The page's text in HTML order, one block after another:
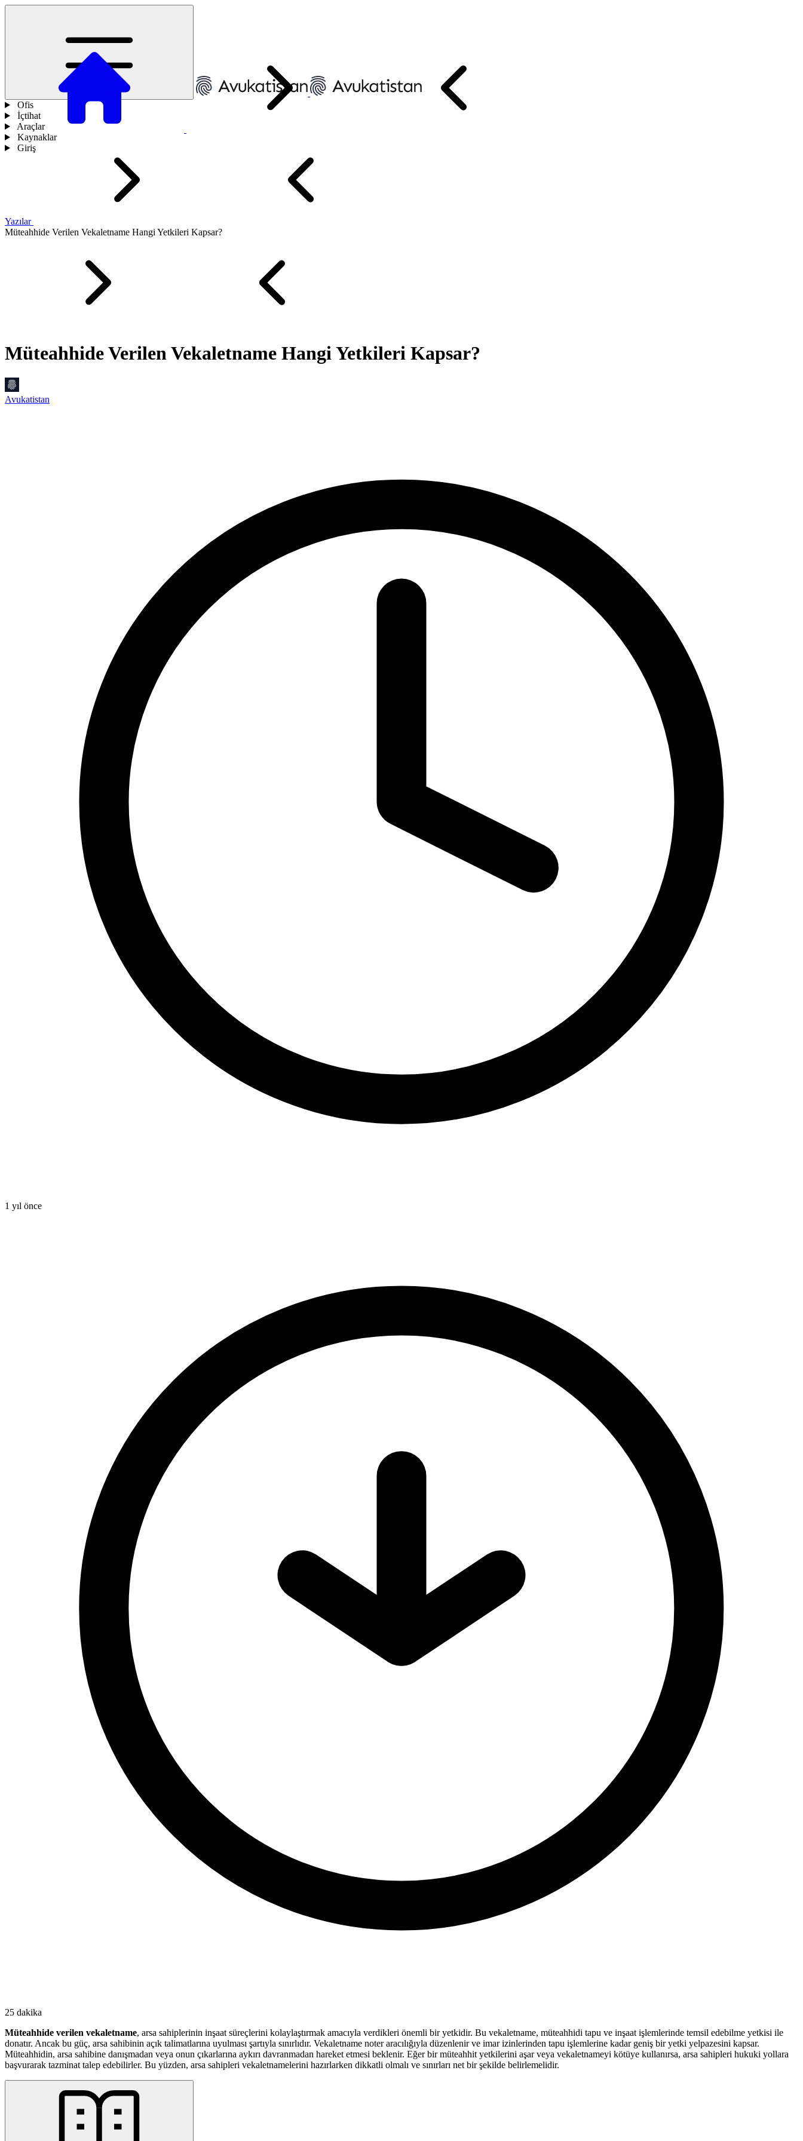
Ofis
İçtihat
Araçlar
Kaynaklar
Giriş
Yazılar
Müteahhide Verilen Vekaletname Hangi Yetkileri Kapsar?
Müteahhide Verilen Vekaletname Hangi Yetkileri Kapsar?
Avukatistan
1 yıl önce
25 dakika
Müteahhide verilen vekaletname, arsa sahiplerinin inşaat süreçlerini kolaylaştırmak amacıyla verdikleri önemli bir yetkidir. Bu vekaletname, müteahhidi tapu ve inşaat işlemlerinde temsil edebilme yetkisi ile
donatır. Ancak bu güç, arsa sahibinin açık talimatlarına uyulması şartıyla sınırlıdır. Vekaletname noter aracılığıyla düzenlenir ve imar izinlerinden tapu işlemlerine kadar geniş bir yetki yelpazesini kapsar.
Müteahhidin, arsa sahibine danışmadan veya onun çıkarlarına aykırı davranmadan hareket etmesi beklenir. Eğer bir müteahhit yetkilerini aşar veya vekaletnameyi kötüye kullanırsa, arsa sahipleri hukuki yollara
başvurarak tazminat talep edebilirler. Bu yüzden, arsa sahipleri vekaletnamelerini hazırlarken dikkatli olmalı ve sınırları net bir şekilde belirlemelidir.